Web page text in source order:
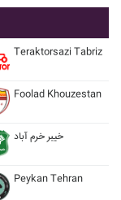
Teraktorsazi Tabriz
Foolad Khouzestan
خيبر خرم آباد
Peykan Tehran